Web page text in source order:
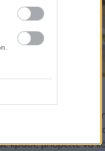
η οποία στήνεται
και 250 πωλητές.
κρασί, μπορείτε να